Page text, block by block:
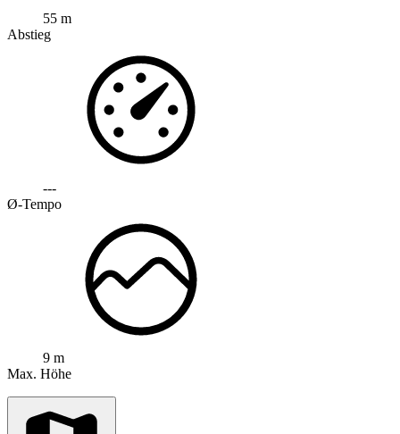
55 m
Abstieg
---
Ø-Tempo
9 m
Max. Höhe